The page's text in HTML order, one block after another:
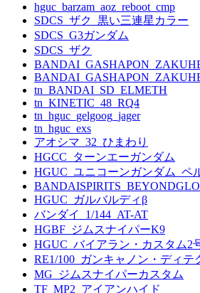
hguc_barzam_aoz_reboot_cmp
SDCS_ザク_黒い三連星カラー
SDCS_G3ガンダム
SDCS_ザク
tn_BANDAI_SD_ELMETH
tn_KINETIC_48_RQ4
tn_hguc_gelgoog_jager
tn_hguc_exs
アオシマ_32_ひまわり
HGCC_ターンエーガンダム
HGUC_ユニコーンガンダム_ペ
HGUC_ガルバルディβ
バンダイ_1/144_AT-AT
HGBF_ジムスナイパーK9
HGUC_バイアラン・カスタム2
RE1/100_ガンキャノン・ディテ
MG_ジムスナイパーカスタム
TF_MP2_アイアンハイド